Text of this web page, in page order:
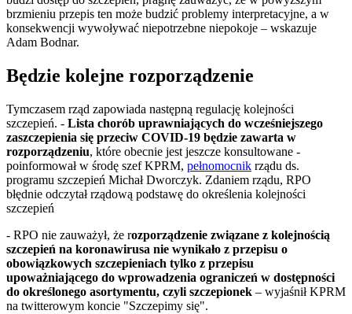
brzmieniu przepis ten może budzić problemy interpretacyjne, a w
konsekwencji wywoływać niepotrzebne niepokoje – wskazuje
Adam Bodnar.
Będzie kolejne rozporządzenie
Tymczasem rząd zapowiada następną regulację kolejności
szczepień. - ​Lista chorób uprawniających do wcześniejszego
zaszczepienia się przeciw COVID-19 będzie zawarta w
rozporządzeniu, które obecnie jest jeszcze konsultowane -
poinformował w środę szef KPRM, pełnomocnik rządu ds.
programu szczepień Michał Dworczyk. Zdaniem rządu, RPO
błędnie odczytał rządową podstawę do określenia kolejności
szczepień
- RPO nie zauważył, że rozporządzenie związane z kolejnością
szczepień na koronawirusa nie wynikało z przepisu o
obowiązkowych szczepieniach tylko z przepisu
upoważniającego do wprowadzenia ograniczeń w dostępności
do określonego asortymentu, czyli szczepionek – wyjaśnił KPRM
na twitterowym koncie "Szczepimy się".